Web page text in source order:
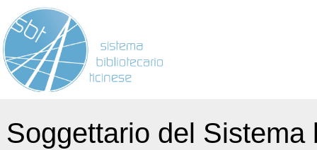
Soggettario del